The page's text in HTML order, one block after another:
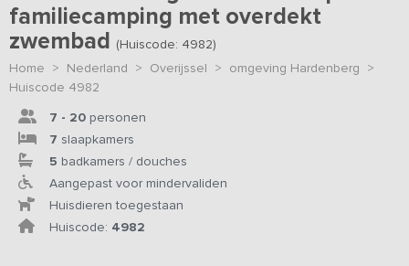
familiecamping met overdekt
zwembad (Huiscode: 4982)
Home > Nederland > Overijssel > omgeving Hardenberg >
Huiscode 4982
7 - 20 personen
7 slaapkamers
5 badkamers / douches
Aangepast voor mindervaliden
Huisdieren toegestaan
Huiscode: 4982